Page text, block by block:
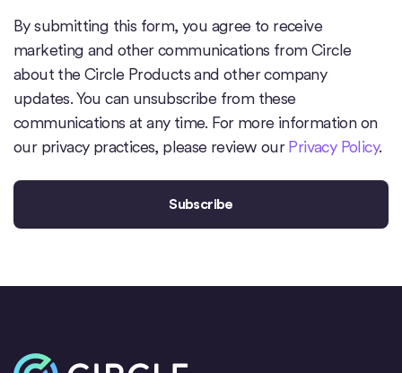
By submitting this form, you agree to receive
marketing and other communications from Circle
about the Circle Products and other company
updates. You can unsubscribe from these
communications at any time. For more information on
our privacy practices, please review ourPrivacy Policy.
Inicio